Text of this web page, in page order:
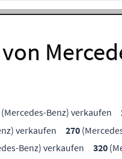
(Mercedes-Benz) verkaufen
verkaufen 270
Benz) verkaufen 320